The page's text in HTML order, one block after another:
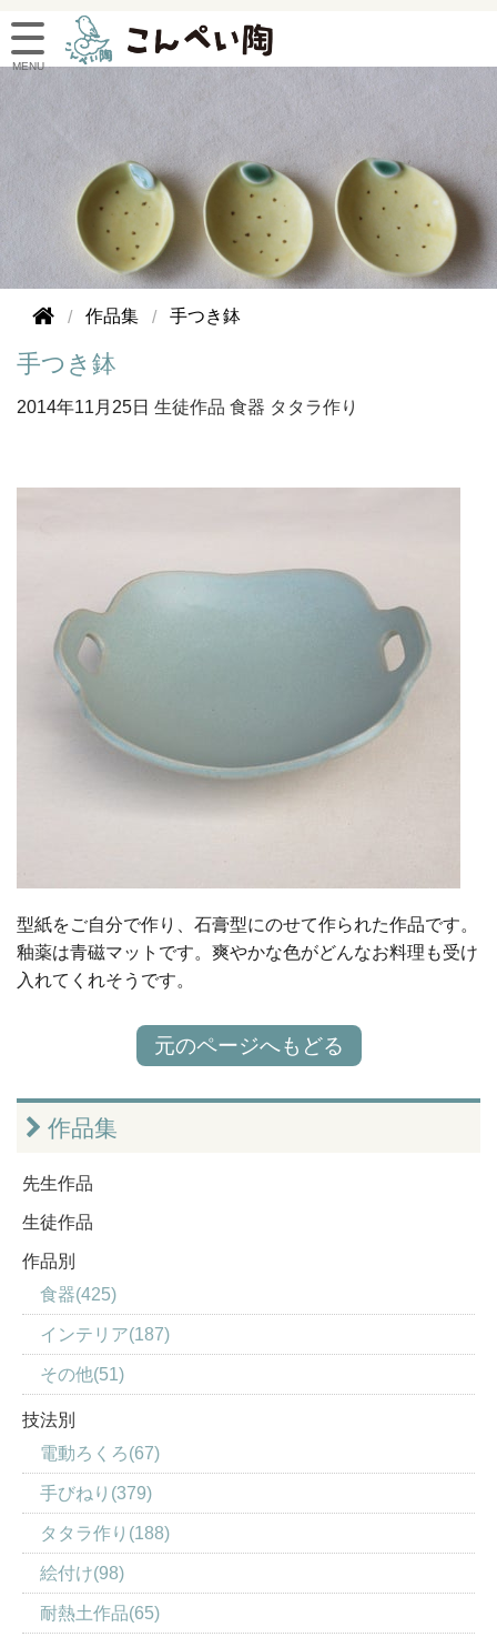
作品集 手つき鉢
手つき鉢
2014年11月25日 生徒作品 食器 タタラ作り
型紙をご自分で作り、石膏型にのせて作られた作品です。
釉薬は青磁マットです。爽やかな色がどんなお料理も受け
入れてくれそうです。
元のページへもどる
作品集
先生作品
生徒作品
作品別
食器(425)
インテリア(187)
その他(51)
技法別
電動ろくろ(67)
手びねり(379)
タタラ作り(188)
絵付け(98)
耐熱土作品(65)